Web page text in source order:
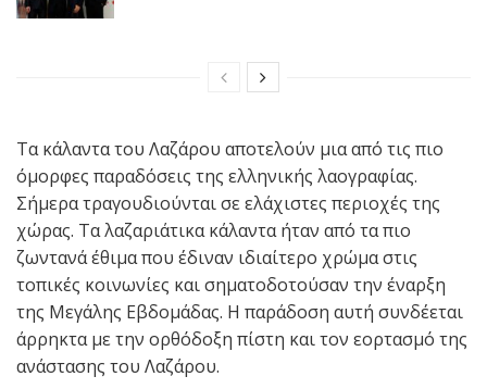
Τα κάλαντα του Λαζάρου αποτελούν μια από τις πιο
όμορφες παραδόσεις της ελληνικής λαογραφίας.
Σήμερα τραγουδιούνται σε ελάχιστες περιοχές της
χώρας. Τα λαζαριάτικα κάλαντα ήταν από τα πιο
ζωντανά έθιμα που έδιναν ιδιαίτερο χρώμα στις
τοπικές κοινωνίες και σηματοδοτούσαν την έναρξη
της Μεγάλης Εβδομάδας. Η παράδοση αυτή συνδέεται
άρρηκτα με την ορθόδοξη πίστη και τον εορτασμό της
ανάστασης του Λαζάρου.